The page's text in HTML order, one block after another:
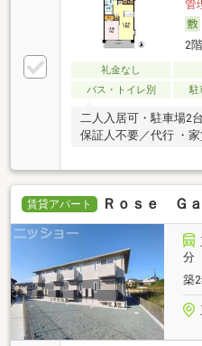
管
2
礼金なし
バス・トイレ別
駐
二人入居可・駐車場2
保証人不要／代行 ・
賃貸アパート Ｒｏｓｅ Ｇ
分
築